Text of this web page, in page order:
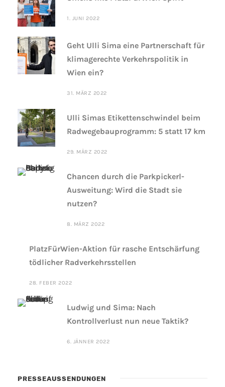
1. JUNI 2022
Geht Ulli Sima eine Partnerschaft für
klimagerechte Verkehrspolitik in
Wien ein?
31. MÄRZ 2022
Ulli Simas Etikettenschwindel beim
Radwegebauprogramm: 5 statt 17 km
29. MÄRZ 2022
Chancen durch die Parkpickerl-
Ausweitung: Wird die Stadt sie
nutzen?
8. MÄRZ 2022
PlatzFürWien-Aktion für rasche Entschärfung
tödlicher Radverkehrsstellen
28. FEBER 2022
Ludwig und Sima: Nach
Kontrollverlust nun neue Taktik?
6. JÄNNER 2022
PRESSEAUSSENDUNGEN